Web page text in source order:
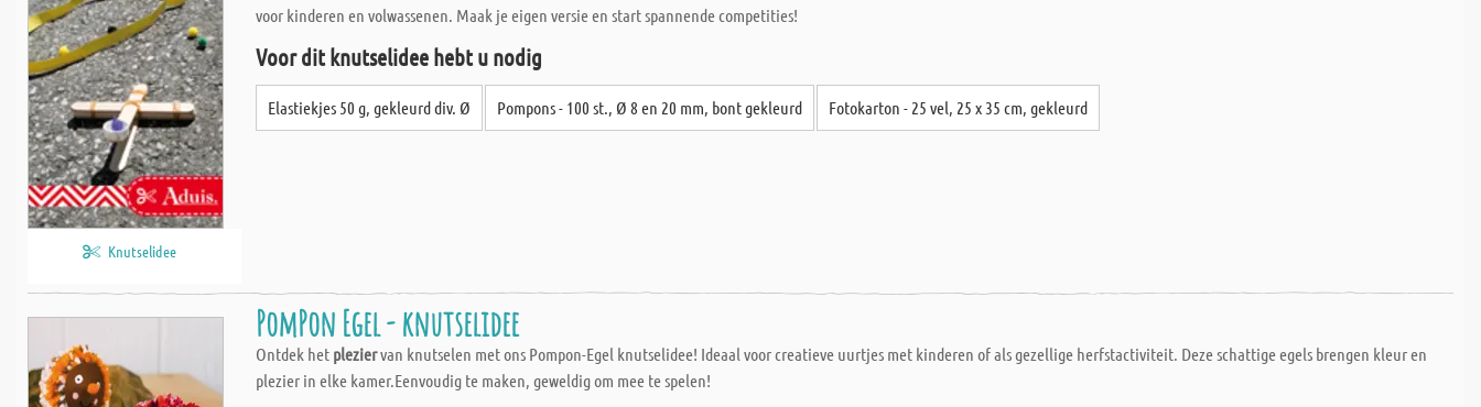
Knutselidee
voor kinderen en volwassenen. Maak je eigen versie en start spannende competities!
Voor dit knutselidee hebt u nodig
Elastiekjes 50 g, gekleurd div. Ø Pompons - 100 st., Ø 8 en 20 mm, bont gekleurd Fotokarton - 25 vel, 25 x 35 cm, gekleurd
PomPon Egel - knutselidee
Ontdek het pleziervan knutselen met ons Pompon-Egel knutselidee! Ideaal voor creatieve uurtjes met kinderen of als gezellige herfstactiviteit. Deze schattige egels brengen kleur en
plezier in elke kamer.Eenvoudig te maken, geweldig om mee te spelen!